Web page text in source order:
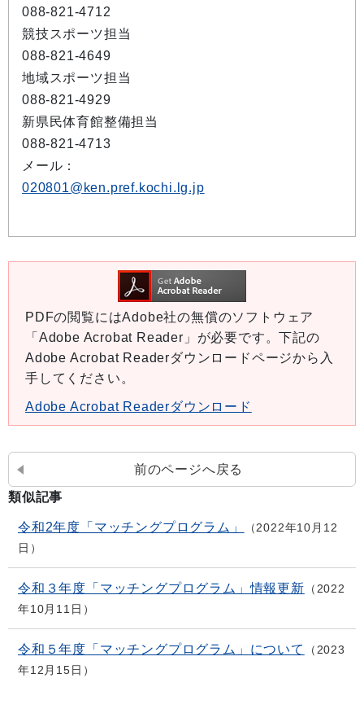
088-821-4712
競技スポーツ担当
088-821-4649
地域スポーツ担当
088-821-4929
新県民体育館整備担当
088-821-4713
メール：
020801@ken.pref.kochi.lg.jp
PDFの閲覧にはAdobe社の無償のソフトウェア
「Adobe Acrobat Reader」が必要です。下記の
Adobe Acrobat Readerダウンロードページから入
手してください。
Adobe Acrobat Readerダウンロード
前のページへ戻る
類似記事
令和2年度「マッチングプログラム」
2022年10月12
日
令和３年度「マッチングプログラム」情報更新
2022
年10月11日
令和５年度「マッチングプログラム」について
2023
年12月15日